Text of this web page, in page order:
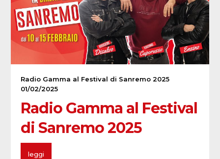
Radio Gamma al Festival di Sanremo 2025
01/02/2025
Radio Gamma al Festival
di Sanremo 2025
leggi